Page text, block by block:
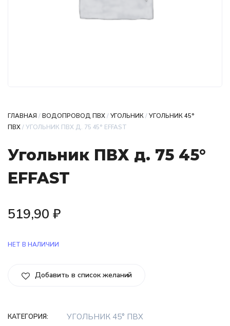
ГЛАВНАЯ /ВОДОПРОВОД ПВХ/УГОЛЬНИК/УГОЛЬНИК 45°
ПВХ/ УГОЛЬНИК ПВХ Д. 75 45° EFFAST
Угольник ПВХ д. 75 45°
EFFAST
519,90 ₽
НЕТ В НАЛИЧИИ
Добавить в список желаний
КАТЕГОРИЯ: УГОЛЬНИК 45° ПВХ